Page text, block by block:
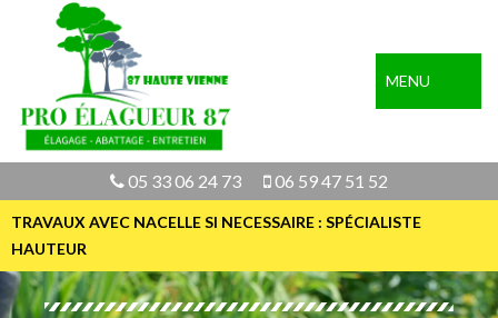
MENU
05 33 06 24 73 06 59 47 51 52
TRAVAUX AVEC NACELLE SI NECESSAIRE : SPÉCIALISTE
HAUTEUR